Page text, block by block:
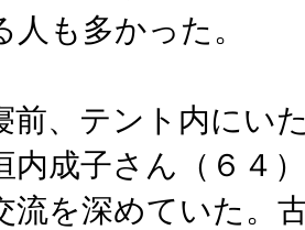
人も多かった。
、テント内にい
内成子さん（６４
流を深めていた。